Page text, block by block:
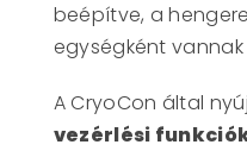
beépítve, a
egységként vannak
A CryoCon által
vezérlési